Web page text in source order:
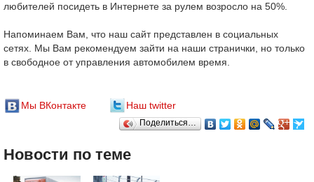
любителей посидеть в Интернете за рулем возросло на 50%.
Напоминаем Вам, что наш сайт представлен в социальных
сетях. Мы Вам рекомендуем зайти на наши странички, но только
в свободное от управления автомобилем время.
Мы ВКонтакте Наш twitter
Поделиться…
Новости по теме